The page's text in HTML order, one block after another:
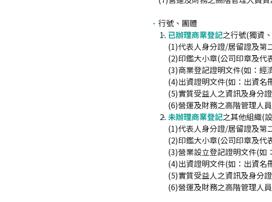
行號、團體
已辦理商業登記之行號(獨資
(1)代表人身分證/居留證及第
(2)印鑑大小章(公司印章及代
(3)商業登記證明文件(如：經
(4)出資證明文件(如：出資名
(5)實質受益人之資訊及身分
(6)營運及財務之高階管理人
未辦理商業登記之其他組織(
(1)代表人身分證/居留證及第
(2)印鑑大小章(公司印章及代
(3)營業設立登記證明文件(如
(4)出資證明文件(如：出資名
(5)實質受益人之資訊及身分
(6)營運及財務之高階管理人